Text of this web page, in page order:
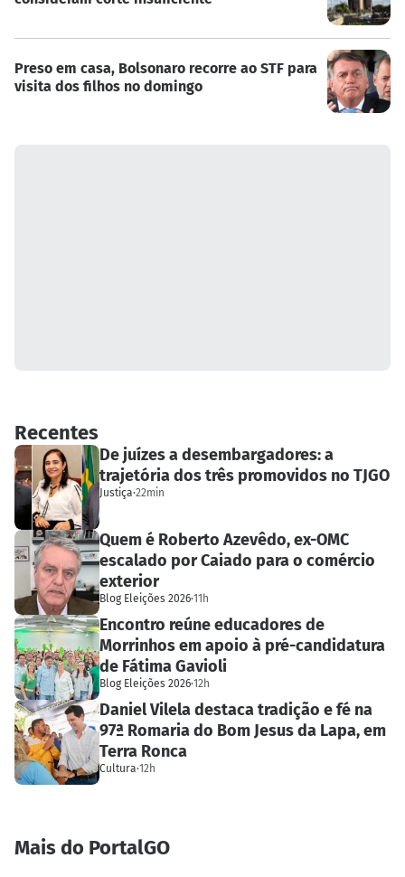
Preso em casa, Bolsonaro recorre ao STF para
visita dos filhos no domingo
Recentes
De juízes a desembargadores: a
trajetória dos três promovidos no TJGO
Justiça·22min
Quem é Roberto Azevêdo, ex-OMC
escalado por Caiado para o comércio
exterior
Blog Eleições 2026·11h
Encontro reúne educadores de
Morrinhos em apoio à pré-candidatura
de Fátima Gavioli
Blog Eleições 2026·12h
Daniel Vilela destaca tradição e fé na
97ª Romaria do Bom Jesus da Lapa, em
Terra Ronca
Cultura·12h
Mais do PortalGO